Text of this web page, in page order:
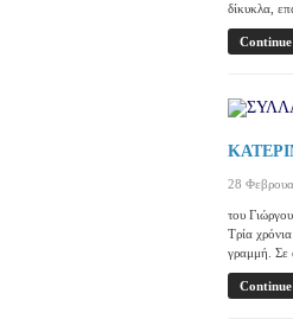
δίκυκλα,
28
του
Τρία
γραμμή. Σε